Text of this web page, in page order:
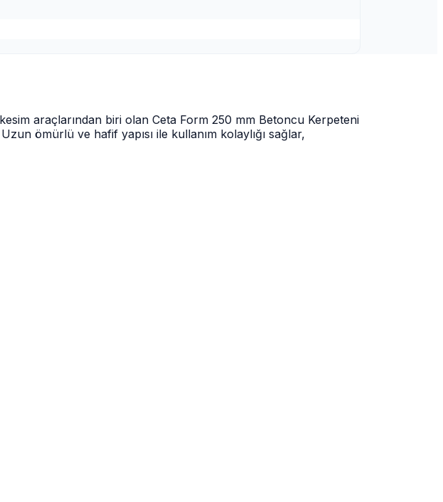
araçlarından biri olan Ceta Form 250 mm Betoncu Kerpeteni
ömürlü ve hafif yapısı ile kullanım kolaylığı sağlar,